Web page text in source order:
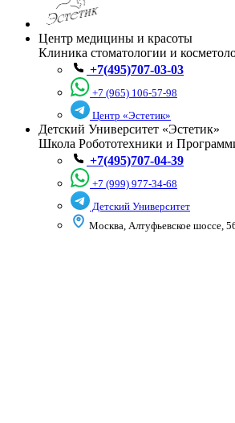
Центр медицины и красоты
Клиника стоматологии и
+7(495)707-03-03
+7 (965) 106-57-98
Центр «Эстетик»
Детский Университет «Эстетик»
Школа Робототехники и
+7(495)707-04-39
+7 (999) 977-34-68
Детский Университет
Москва, Алтуфьевское шоссе,